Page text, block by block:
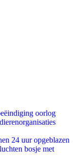
oorlog
24 uur opgeblazen
bosje met